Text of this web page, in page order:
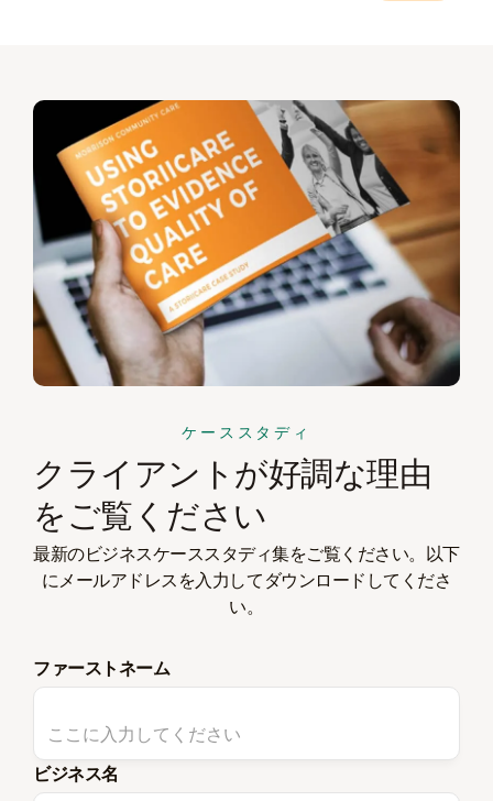
ケーススタディ
クライアントが好調な理由
をご覧ください
最新のビジネスケーススタディ集をご覧ください。以下
にメールアドレスを入力してダウンロードしてくださ
い。
ファーストネーム
ビジネス名